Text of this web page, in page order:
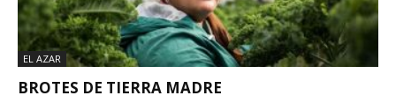
EL AZAR
BROTES DE TIERRA MADRE